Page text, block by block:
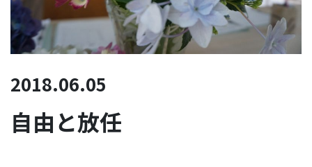
2018.06.05
自由と放任